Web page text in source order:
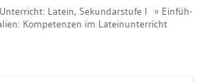
La­tein, Se­kun­dar­stu­fe I
Ein­füh­
Kom­pe­ten­zen im La­tein­un­ter­richt